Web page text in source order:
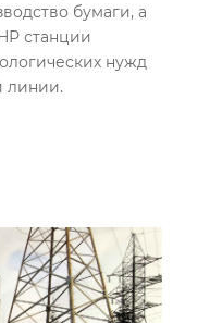
бумаги, а
станции
нужд
линии.